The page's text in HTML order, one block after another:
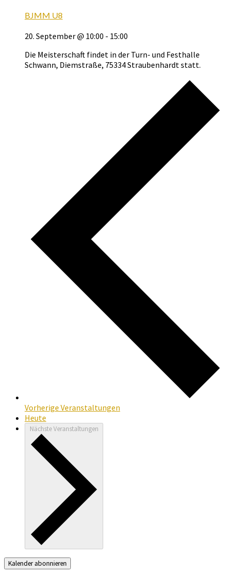
BJMM U8
20. September @ 10:00 - 15:00
Die Meisterschaft findet in der Turn- und Festhalle
Schwann, Diemstraße, 75334 Straubenhardt statt.
Vorherige Veranstaltungen
Heute
NächsteVeranstaltungen
Kalender abonnieren